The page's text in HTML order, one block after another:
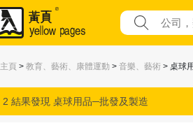
主頁 > 教育、藝術、康體運動 > 音樂、藝術 > 桌球
2 結果發現 桌球用品─批發及製造